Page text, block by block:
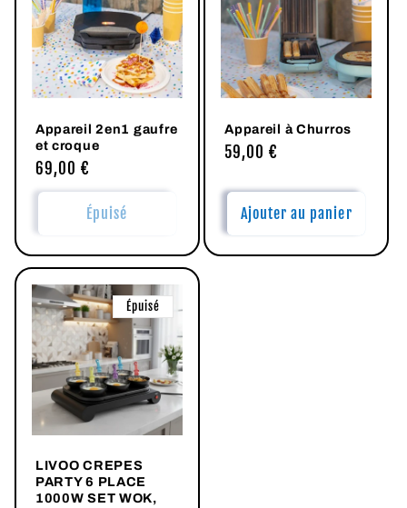
Appareil 2en1 gaufre
et croque
Prix
habituel
69,00 €
Épuisé
Appareil à Churros
Prix
59,00 €
Ajouter au panier
Épuisé
LIVOO CREPES
PARTY 6 PLACE
1000W SET WOK,